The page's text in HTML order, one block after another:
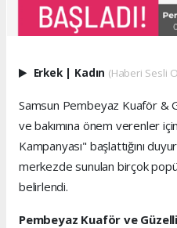
Erkek | Kadın (Haberi Sesli
Samsun Pembeyaz Kuaför &
ve bakımına önem verenler
Kampanyası" başlattığını
merkezde sunulan birçok
belirlendi.
Pembeyaz Kuaför ve